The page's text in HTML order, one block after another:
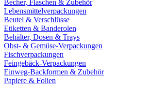
Becher, Flaschen & Zubehör
Lebensmittelverpackungen
Beutel & Verschlüsse
Etiketten & Banderolen
Behälter, Dosen & Trays
Obst- & Gemüse-Verpackungen
Fischverpackungen
Feingebäck-Verpackungen
Einweg-Backformen & Zubehör
Papiere & Folien